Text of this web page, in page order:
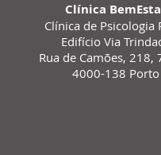
Clínica
Clínica de Psicologia
Edifício Via
Rua de Camões, 218,
4000-138 Porto